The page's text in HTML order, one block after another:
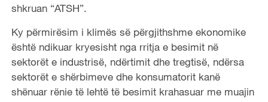
shkruan “ATSH”.
Ky përmirësim i klimës së përgjithshme ekonomike
është ndikuar kryesisht nga rritja e besimit në
sektorët e industrisë, ndërtimit dhe tregtisë, ndërsa
sektorët e shërbimeve dhe konsumatorit kanë
shënuar rënie të lehtë të besimit krahasuar me muajin